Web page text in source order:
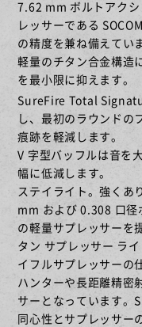
7.62 mm ボルトアク
レッサーである
の精度を兼ね備えてい
軽量のチタン合金構造
を最小限に抑えます。
SureFire Total
し、最初のラウンドの
痕跡を軽減します。
V 字型バッフルは音を
幅に低減します。
ステイライト。強くあ
mm および 0.308 口径
の軽量サプレッサーを
タン サプレッサー ラ
イフルサプレッサーの
ハンターや長距離精密
サーとなっています。
同心性とサプレッサー